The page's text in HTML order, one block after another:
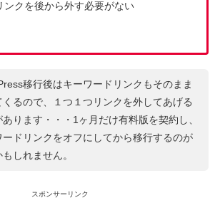
ンクを後から外す必要がない
移行後はキーワードリンクもそのまま
くるので、１つ１つリンクを外してあげる
あります・・・1ヶ月だけ有料版を契約し、
ードリンクをオフにしてから移行するのが
しれません。
スポンサーリンク